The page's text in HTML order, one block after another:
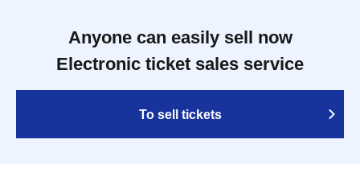
Anyone can easily sell now
Electronic ticket sales service
To sell tickets